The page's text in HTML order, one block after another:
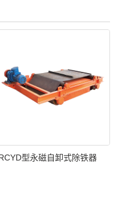
型永磁自卸式除铁器